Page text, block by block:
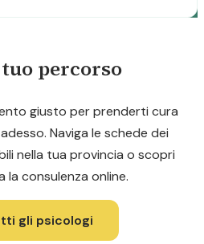
percorso
giusto per prenderti cura
Naviga le schede dei
nella tua provincia o scopri
la consulenza online.
gli psicologi